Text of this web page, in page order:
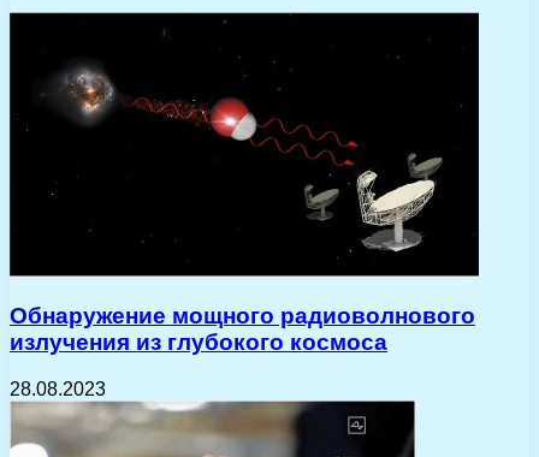
Обнаружение мощного радиоволнового
излучения из глубокого космоса
28.08.2023